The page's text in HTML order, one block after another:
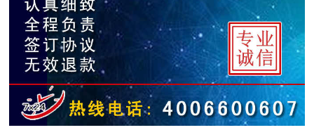
建德白蚁防治
桐庐白蚁防治
淳安白蚁防治
宁波白蚁防治